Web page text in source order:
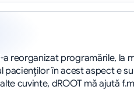
a reorganizat programările,
în acest aspect e
cuvinte, dROOT mă ajută